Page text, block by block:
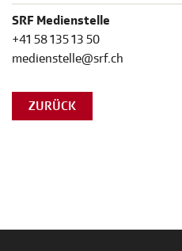
SRF Medienstelle
+41 58 135 13 50
medienstelle@srf.ch
ZURÜCK